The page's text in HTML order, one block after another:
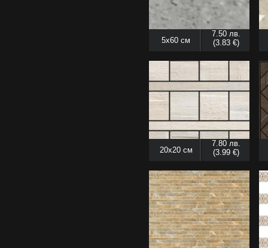
5x60 см
7.50 лв.
(3.83 €)
20x20 см
7.80 лв.
(3.99 €)